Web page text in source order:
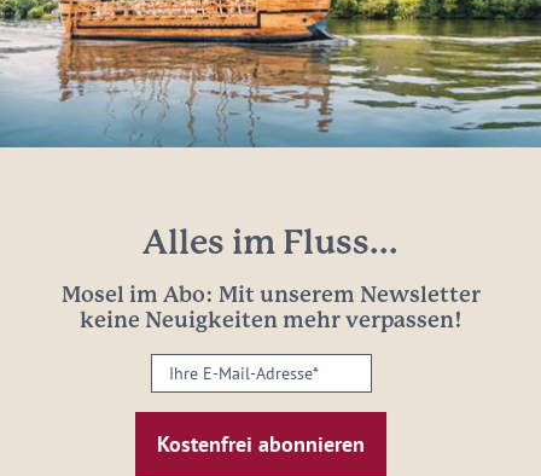
Alles im Fluss...
Mosel im Abo: Mit unserem Newsletter
keine Neuigkeiten mehr verpassen!
Ihre
E-
Mail-
Adresse: